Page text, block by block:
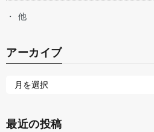
他
アーカイブ
最近の投稿